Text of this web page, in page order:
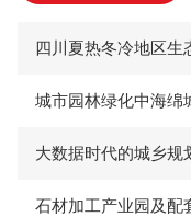
城市园林绿化中海绵
大数据时代的城乡规
石材加工产业园及配